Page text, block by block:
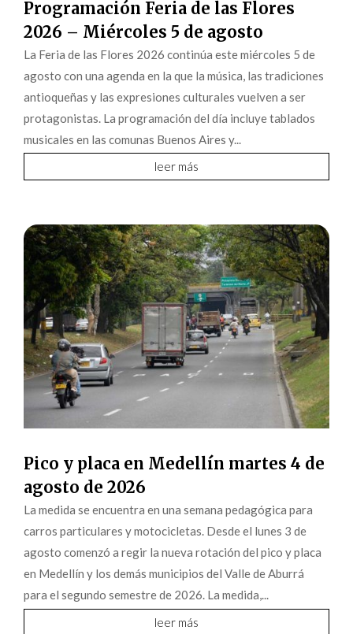
Programación Feria de las Flores
2026 – Miércoles 5 de agosto
La Feria de las Flores 2026 continúa este miércoles 5 de
agosto con una agenda en la que la música, las tradiciones
antioqueñas y las expresiones culturales vuelven a ser
protagonistas. La programación del día incluye tablados
musicales en las comunas Buenos Aires y...
leer más
Pico y placa en Medellín martes 4 de
agosto de 2026
La medida se encuentra en una semana pedagógica para
carros particulares y motocicletas. Desde el lunes 3 de
agosto comenzó a regir la nueva rotación del pico y placa
en Medellín y los demás municipios del Valle de Aburrá
para el segundo semestre de 2026. La medida,...
leer más